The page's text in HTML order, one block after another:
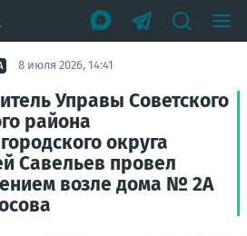
8 июля 2026, 14:41
Управы Советского
района
округа
Савельев провел
возле дома № 2А